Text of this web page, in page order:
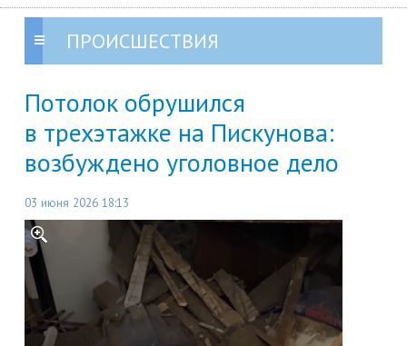
ПРОИСШЕСТВИЯ
Потолок обрушился
в трехэтажке на Пискунова:
возбуждено уголовное дело
03 июня 2026 18:13